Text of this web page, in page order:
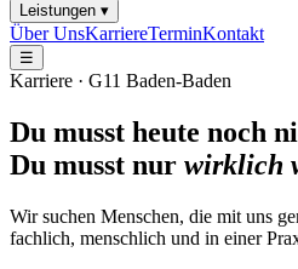
Leistungen ▾
Über UnsKarriereTerminKontakt
☰
Karriere · G11 Baden-Baden
Du musst heute noch
Du musst nur wirklich
Wir suchen Menschen, die mit uns
fachlich, menschlich und in einer